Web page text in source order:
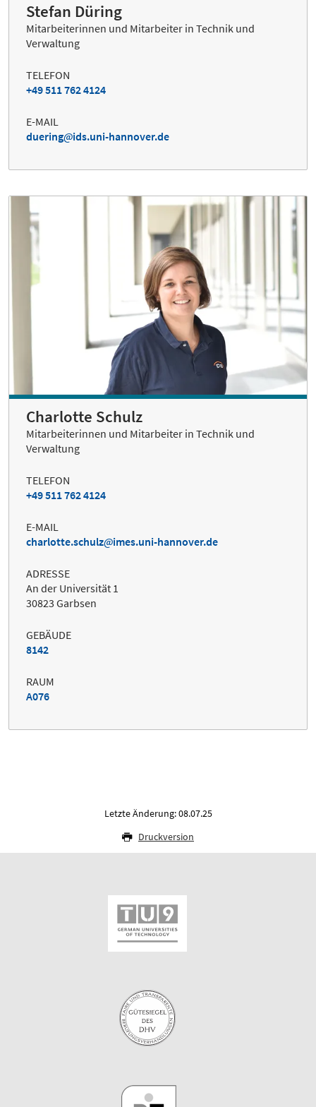
Stefan Düring
Mitarbeiterinnen und Mitarbeiter in Technik und
Verwaltung
TELEFON
+49 511 762 4124
E-MAIL
duering
ids.uni-hannover.de
Charlotte Schulz
Mitarbeiterinnen und Mitarbeiter in Technik und
Verwaltung
TELEFON
+49 511 762 4124
E-MAIL
charlotte.schulz
imes.uni-hannover.de
ADRESSE
An der Universität 1
30823 Garbsen
GEBÄUDE
8142
RAUM
A076
Letzte Änderung: 08.07.25
Druckversion